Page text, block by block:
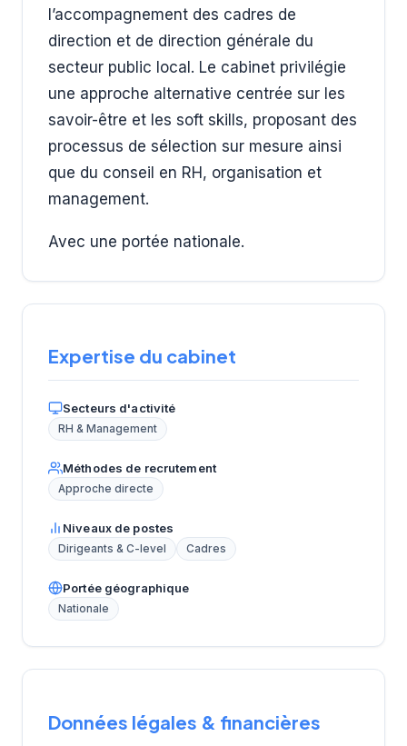
l’accompagnement des cadres de
direction et de direction générale du
secteur public local. Le cabinet privilégie
une approche alternative centrée sur les
savoir-être et les soft skills, proposant des
processus de sélection sur mesure ainsi
que du conseil en RH, organisation et
management.
Avec une portée nationale.
Expertise du cabinet
Secteurs d'activité
RH & Management
Méthodes de recrutement
Approche directe
Niveaux de postes
Dirigeants & C-level Cadres
Portée géographique
Nationale
Données légales & financières